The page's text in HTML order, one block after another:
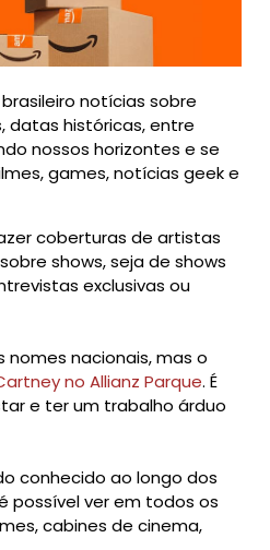
notícias sobre
datas históricas, entre
nossos horizontes e se
games, notícias geek e
coberturas de artistas
shows, seja de shows
exclusivas ou
nomes nacionais, mas o
no Allianz Parque. É
e ter um trabalho árduo
conhecido ao longo dos
possível ver em todos os
cabines de cinema,